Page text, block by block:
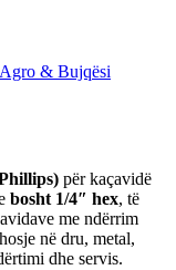
Agro & Bujqësi
për kaçavidë
bosht 1/4″ hex, të
me ndërrim
në dru, metal,
dhe servis.